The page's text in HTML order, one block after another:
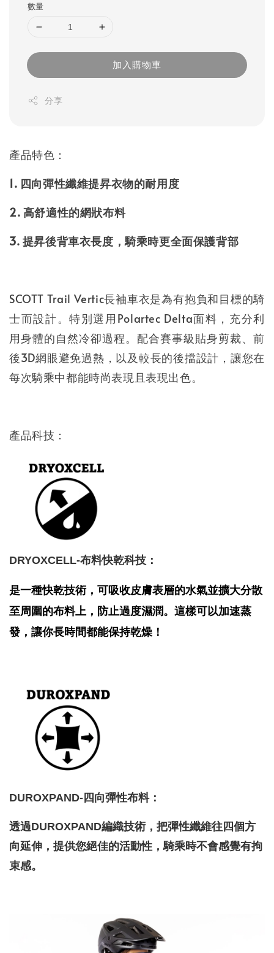
數量
加入購物車
分享
產品特色：
1. 四向彈性纖維提昇衣物的耐用度
2. 高舒適性的網狀布料
3. 提昇後背車衣長度，騎乘時更全面保護背部
SCOTT Trail Vertic長袖車衣是為有抱負和目標的騎
士而設計。特別選用Polartec Delta面料，充分利
用身體的自然冷卻過程。配合賽事級貼身剪裁、前
後3D網眼避免過熱，以及較長的後擋設計，讓您在
每次騎乘中都能時尚表現且表現出色。
產品科技：
DRYOXCELL-布料快乾科技：
是一種快乾技術，可吸收皮膚表層的水氣並擴大分散
至周圍的布料上，防止過度濕潤。這樣可以加速蒸
發，讓你長時間都能保持乾燥！
DUROXPAND-四向彈性布料：
透過DUROXPAND編織技術，把彈性纖維往四個方
向延伸，提供您絕佳的活動性，騎乘時不會感覺有拘
束感。